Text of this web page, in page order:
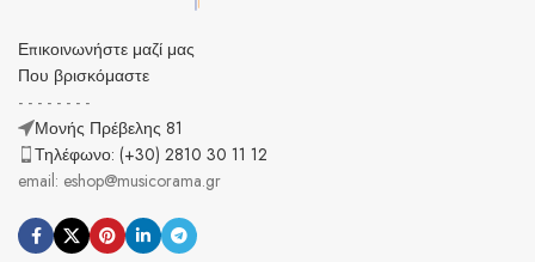
Επικοινωνήστε μαζί μας
Που βρισκόμαστε
- - - - - - - -
Μονής Πρέβελης 81
Τηλέφωνο: (+30) 2810 30 11 12
email: eshop@musicorama.gr